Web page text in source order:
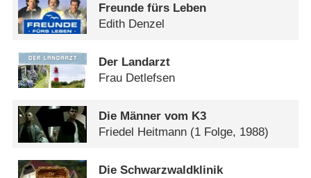
Freunde fürs Leben
Edith Denzel
Der Landarzt
Frau Detlefsen
Die Männer vom K3
Friedel Heitmann (1 Folge, 1988)
Die Schwarzwaldklinik